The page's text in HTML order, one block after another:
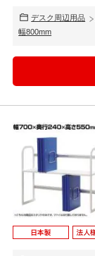
デスク周辺用品
幅800mm